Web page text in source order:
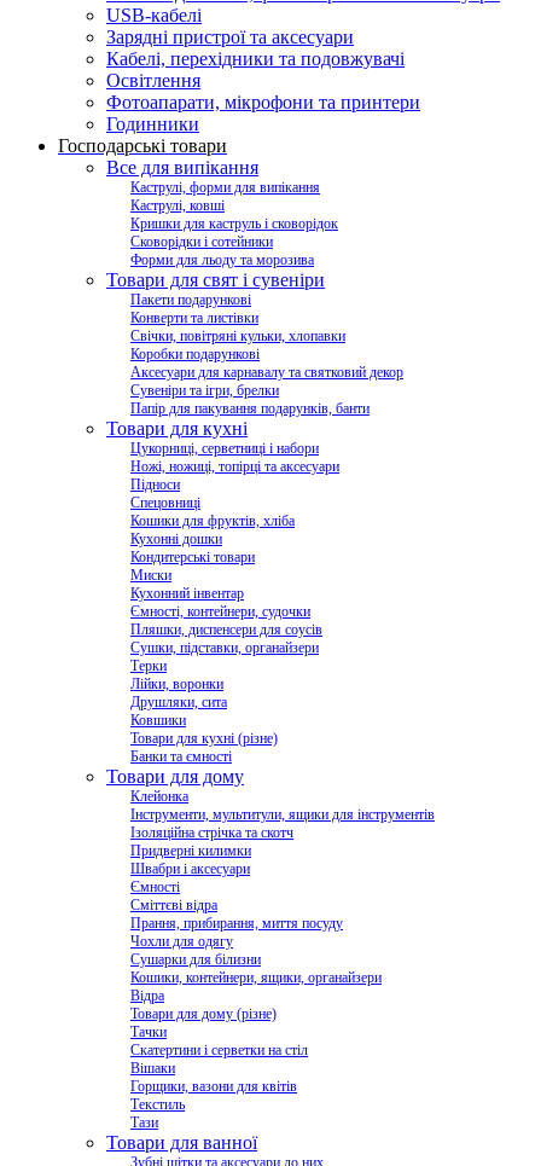
USB-кабелі
Зарядні пристрої та аксесуари
Кабелі, перехідники та подовжувачі
Освітлення
Фотоапарати, мікрофони та принтери
Годинники
Господарські товари
Все для випікання
Каструлі, форми для випікання
Каструлі, ковші
Кришки для каструль і сковорідок
Сковорідки і сотейники
Форми для льоду та морозива
Товари для свят і сувеніри
Пакети подарункові
Конверти та листівки
Свічки, повітряні кульки, хлопавки
Коробки подарункові
Аксесуари для карнавалу та святковий декор
Сувеніри та ігри, брелки
Папір для пакування подарунків, банти
Товари для кухні
Цукорниці, серветниці і набори
Ножі, ножиці, топірці та аксесуари
Підноси
Спецовниці
Кошики для фруктів, хліба
Кухонні дошки
Кондитерські товари
Миски
Кухонний інвентар
Ємності, контейнери, судочки
Пляшки, диспенсери для соусів
Сушки, підставки, органайзери
Терки
Лійки, воронки
Друшляки, сита
Ковшики
Товари для кухні (різне)
Банки та ємності
Товари для дому
Клейонка
Інструменти, мультитули, ящики для інструментів
Ізоляційна стрічка та скотч
Придверні килимки
Швабри і аксесуари
Ємності
Сміттєві відра
Прання, прибирання, миття посуду
Чохли для одягу
Сушарки для білизни
Кошики, контейнери, ящики, органайзери
Відра
Товари для дому (різне)
Тачки
Скатертини і серветки на стіл
Вішаки
Горщики, вазони для квітів
Текстиль
Тази
Товари для ванної
Зубні щітки та аксесуари до них